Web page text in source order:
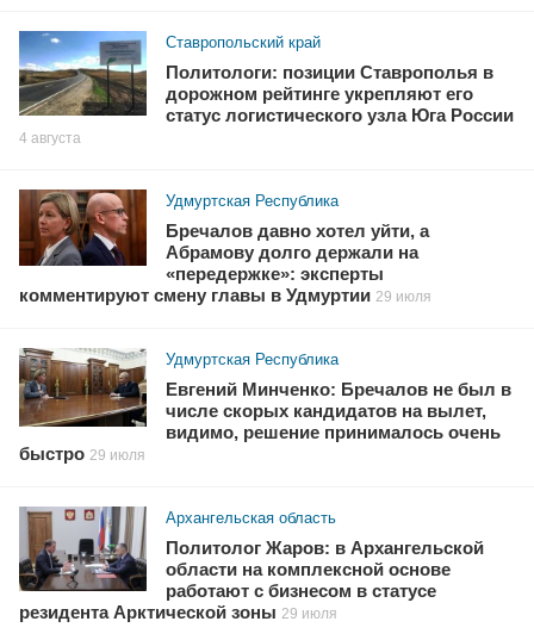
Ставропольский край
Политологи: позиции Ставрополья в
дорожном рейтинге укрепляют его
статус логистического узла Юга России
4 августа
Удмуртская Республика
Бречалов давно хотел уйти, а
Абрамову долго держали на
«передержке»: эксперты
комментируют смену главы в Удмуртии 29 июля
Удмуртская Республика
Евгений Минченко: Бречалов не был в
числе скорых кандидатов на вылет,
видимо, решение принималось очень
быстро 29 июля
Архангельская область
Политолог Жаров: в Архангельской
области на комплексной основе
работают с бизнесом в статусе
резидента Арктической зоны 29 июля